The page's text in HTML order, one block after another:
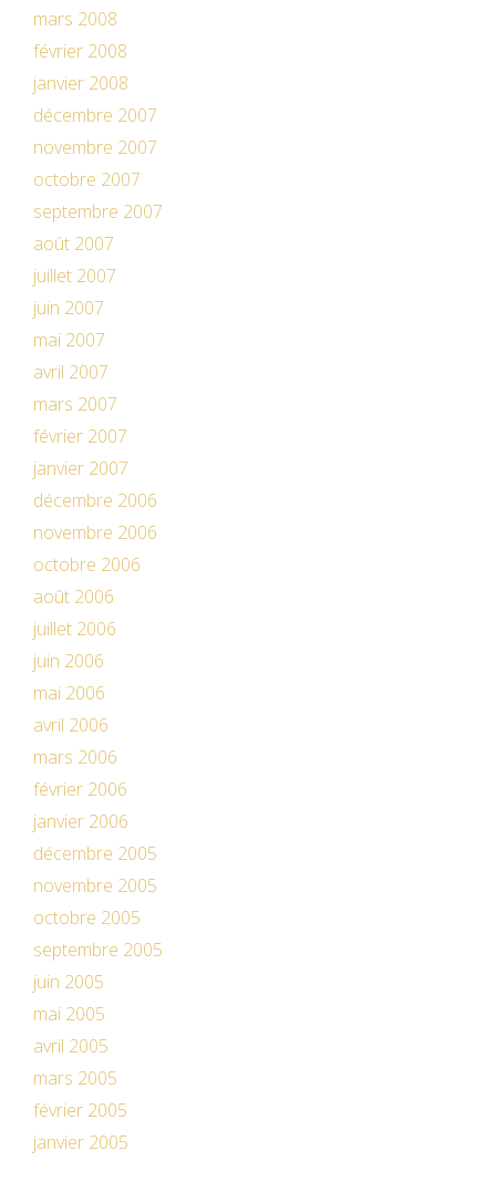
mars 2008
février 2008
janvier 2008
décembre 2007
novembre 2007
octobre 2007
septembre 2007
août 2007
juillet 2007
juin 2007
mai 2007
avril 2007
mars 2007
février 2007
janvier 2007
décembre 2006
novembre 2006
octobre 2006
août 2006
juillet 2006
juin 2006
mai 2006
avril 2006
mars 2006
février 2006
janvier 2006
décembre 2005
novembre 2005
octobre 2005
septembre 2005
juin 2005
mai 2005
avril 2005
mars 2005
février 2005
janvier 2005